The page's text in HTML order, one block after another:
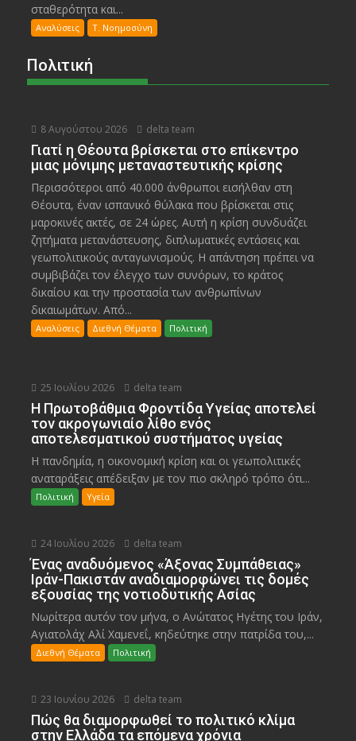
σταθερότητα και...
Αναλύσεις Τ. Νοημοσύνη
Πολιτική
8 Αυγούστου 2026 delta team
Γιατί η Θέουτα βρίσκεται στο επίκεντρο
μιας μόνιμης μεταναστευτικής κρίσης
Περισσότεροι από 40.000 άνθρωποι εισήλθαν στη
Θέουτα, έναν ισπανικό θύλακα που βρίσκεται στις
μαροκινές ακτές, σε 24 ώρες. Αυτή η κρίση συνδυάζει
ζητήματα μετανάστευσης, διπλωματικές εντάσεις και
γεωπολιτικούς ανταγωνισμούς. Η απάντηση πρέπει να
συμβιβάζει τον έλεγχο των συνόρων, το κράτος
δικαίου και την προστασία των ανθρωπίνων
δικαιωμάτων. Από...
Αναλύσεις Διεθνή Θέματα Πολιτική
25 Ιουλίου 2026 delta team
Η Πρωτοβάθμια Φροντίδα Υγείας αποτελεί
τον ακρογωνιαίο λίθο ενός
αποτελεσματικού συστήματος υγείας
Η πανδημία, η οικονομική κρίση και οι γεωπολιτικές
αναταράξεις απέδειξαν με τον πιο σκληρό τρόπο ότι...
Πολιτική Υγεία
24 Ιουλίου 2026 delta team
Ένας αναδυόμενος «Άξονας Συμπάθειας»
Ιράν-Πακιστάν αναδιαμορφώνει τις δομές
εξουσίας της νοτιοδυτικής Ασίας
Νωρίτερα αυτόν τον μήνα, ο Ανώτατος Ηγέτης του Ιράν,
Αγιατολάχ Αλί Χαμενεΐ, κηδεύτηκε στην πατρίδα του,...
Διεθνή Θέματα Πολιτική
23 Ιουνίου 2026 delta team
Πώς θα διαμορφωθεί το πολιτικό κλίμα
στην Ελλάδα τα επόμενα χρόνια